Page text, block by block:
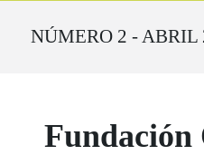
NÚMERO 2 - ABRIL
Fundación